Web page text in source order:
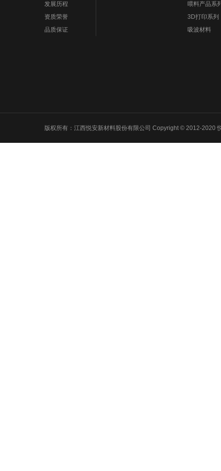
发展历程
资质荣誉
品质保证
喂料产品系
3D打印系列
吸波材料
版权所有：江西悦安新材料股份有限公司 Copyright © 2012-2020